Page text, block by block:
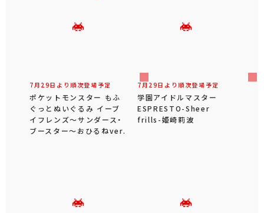
7月29日より順次登場予定
ポケットモンスター もふ
ぐっとぬいぐるみ イーブ
イフレンズ～サンダース・
ブースター～おひるねver.
7月29日より順次登場予定
学園アイドルマスター
ESPRESTO-Sheer
frills-姫崎莉波